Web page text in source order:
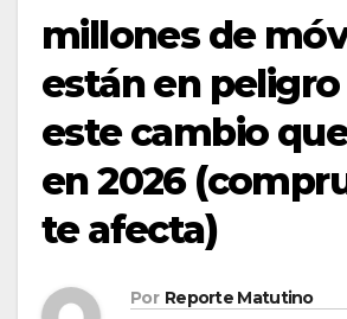
millones de
están en
este cambio
en 2026
te afecta)
Por Reporte Matutino